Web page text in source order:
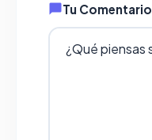
Tu Comentario